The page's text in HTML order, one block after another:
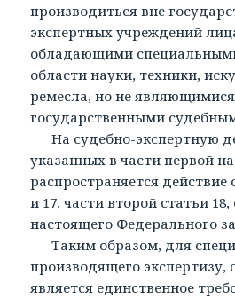
производиться вне
экспертных учреждений
обладающими
области науки, техники,
ремесла, но не являющимися
государственными
На судебно-экспертную
указанных в части первой
распространяется действие
и 17, части второй статьи 18,
настоящего Федерального
Таким образом, для
производящего экспертизу,
является единственное